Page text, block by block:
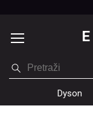
Dyson